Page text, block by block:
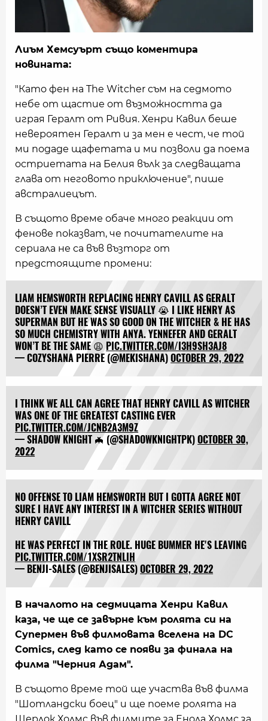
Лиъм Хемсуърт също коментира
новината:
"Като фен на The Witcher съм на седмото
небе от щастие от възможността да
играя Гералт от Ривия. Хенри Кавил беше
невероятен Гералт и за мен е чест, че той
ми подаде щафетата и ми позволи да поема
остриетата на Белия вълк за следващата
глава от неговото приключение", пише
австралиецът.
В същото време обаче много реакции от
фенове показват, че почитателите на
сериала не са във възторг от
предстоящите промени:
LIAM HEMSWORTH REPLACING HENRY CAVILL AS GERALT
DOESN’T EVEN MAKE SENSE VISUALLY 😭 I LIKE HENRY AS
SUPERMAN BUT HE WAS SO GOOD ON THE WITCHER & HE HAS
SO MUCH CHEMISTRY WITH ANYA. YENNEFER AND GERALT
WON’T BE THE SAME 😩PIC.TWITTER.COM/I3H9SH3AJ8
— COZYSHANA PIERRE (@MEKISHANA)OCTOBER 29, 2022
I THINK WE ALL CAN AGREE THAT HENRY CAVILL AS WITCHER
WAS ONE OF THE GREATEST CASTING EVER
PIC.TWITTER.COM/JCNB2A3M9Z
— SHADOW KNIGHT 🦇 (@SHADOWKNIGHTPK)OCTOBER 30,
2022
NO OFFENSE TO LIAM HEMSWORTH BUT I GOTTA AGREE NOT
SURE I HAVE ANY INTEREST IN A WITCHER SERIES WITHOUT
HENRY CAVILL
HE WAS PERFECT IN THE ROLE. HUGE BUMMER HE'S LEAVING
PIC.TWITTER.COM/1XSR2TNLIH
— BENJI-SALES (@BENJISALES)OCTOBER 29, 2022
В началото на седмицата Хенри Кавил
каза, че ще се завърне към ролята си на
Супермен във филмовата вселена на DC
Comics, след като се появи за финала на
филма "Черния Адам".
В същото време той ще участва във филма
"Шотландски боец" и ще поеме ролята на